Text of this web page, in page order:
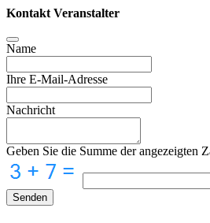
Kontakt Veranstalter
Name
Ihre E-Mail-Adresse
Nachricht
Geben Sie die Summe der angezeigten